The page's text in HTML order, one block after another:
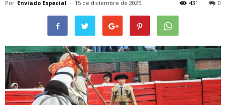
Por Enviado Especial - 15 de diciembre de 2025 0
431